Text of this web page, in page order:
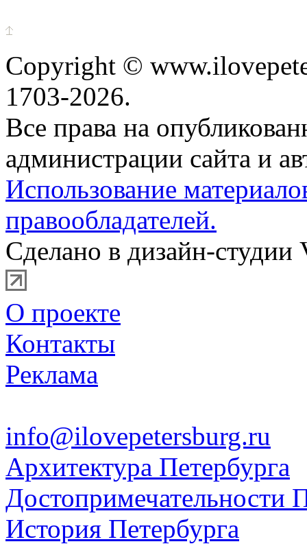
Copyright ©
1703-2026.
Все права на
администрации сайта и
Использование
правообладателей.
Сделано в дизайн-студии
О проекте
Контакты
Реклама
info@ilovepetersburg.ru
Архитектура Петербурга
Достопримечательности
История Петербурга